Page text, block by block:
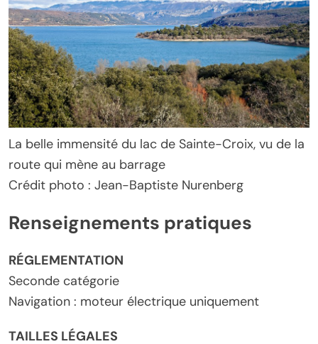
La belle immensité du lac de Sainte-Croix, vu de la
route qui mène au barrage
Crédit photo : Jean-Baptiste Nurenberg
Renseignements pratiques
RÉGLEMENTATION
Seconde catégorie
Navigation : moteur électrique uniquement
TAILLES LÉGALES